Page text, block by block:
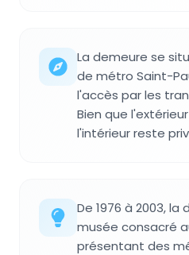
La demeure se
de métro Saint-
l'accès par les
Bien que
l'intérieur reste
De 1976 à 2003,
musée consacré
présentant des